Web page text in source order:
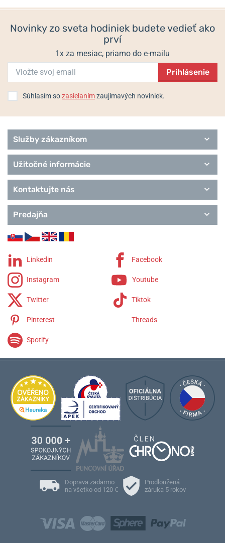
Novinky zo sveta hodiniek budete vedieť ako
prví
1x za mesiac, priamo do e-mailu
Prihlásenie
Súhlasím sozasielanímzaujímavých noviniek.
Služby zákazníkom
Užitočné informácie
Kontaktujte nás
Predajňa
Linkedin Facebook
Instagram Youtube
Twitter Tiktok
Pinterest Threads
Spotify
Doprava zadarmo
na všetko od 120 €
Prodloužená
záruka 5 rokov